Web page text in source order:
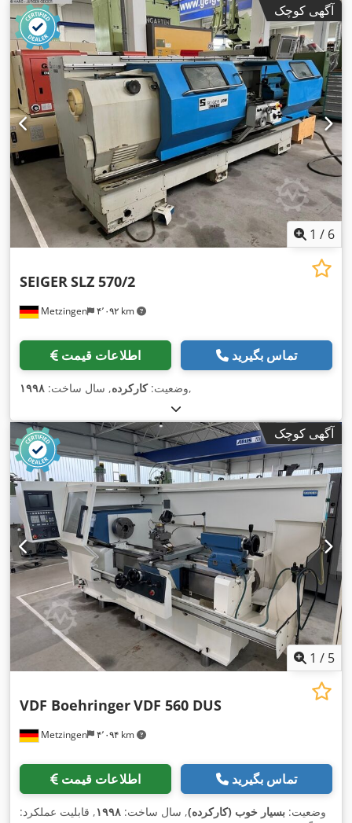
آگهی کوچک
1 / 6
Metzingen ۴٬۰۹۲ km
SEIGERSLZ 570/2
اطلاعات قیمت تماس بگیرید
وضعیت:کارکرده, سال ساخت: ۱۹۹۸ ,
آگهی کوچک
1 / 5
Metzingen ۴٬۰۹۴ km
VDF BoehringerVDF 560 DUS
اطلاعات قیمت تماس بگیرید
وضعیت: بسیار خوب (کارکرده), سال ساخت: ۱۹۹۸, قابلیت عملکرد: